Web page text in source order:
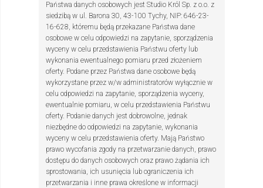
Państwa danych osobowych jest Studio Król Sp. z o.o. z
siedzibą w ul. Barona 30, 43-100 Tychy, NIP: 646-23-
16-628, któremu będą przekazane Państwa dane
osobowe w celu odpowiedzi na zapytanie, sporządzenia
wyceny w celu przedstawienia Państwu oferty lub
wykonania ewentualnego pomiaru przed złożeniem
oferty. Podane przez Państwa dane osobowe będą
wykorzystane przez w/w administratorów wyłącznie w
celu odpowiedzi na zapytanie, sporządzenia wyceny,
ewentualnie pomiaru, w celu przedstawienia Państwu
oferty. Podanie danych jest dobrowolne, jednak
niezbędne do odpowiedzi na zapytanie, wykonania
wyceny w celu przedstawienia oferty. Mają Państwo
prawo wycofania zgody na przetwarzanie danych, prawo
dostępu do danych osobowych oraz prawo żądania ich
sprostowania, ich usunięcia lub ograniczenia ich
przetwarzania i inne prawa określone w informacji